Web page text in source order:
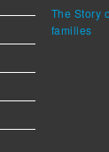
The Story
families